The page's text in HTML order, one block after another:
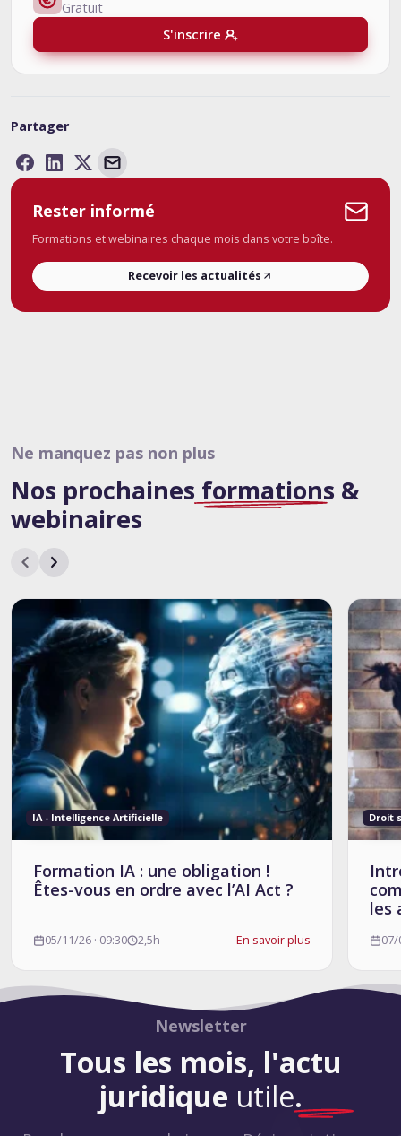
Gratuit
S'inscrire
Partager
Rester informé
Formations et webinaires chaque mois dans votre boîte.
Recevoir les actualités
Ne manquez pas non plus
Nos prochaines formations &
webinaires
IA - Intelligence Artificielle
Formation IA : une obligation !
Êtes-vous en ordre avec l’AI Act ?
05/11/26 · 09:30 2,5h En savoir plus
Droit
les
07/
Newsletter
Tous les mois, l'actu
juridique utile.